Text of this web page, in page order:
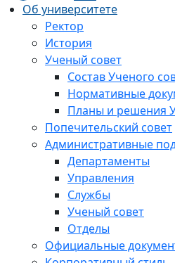
Об университете
Ректор
История
Ученый совет
Состав Ученого
Нормативные
Планы и решения
Попечительский совет
Административные
Департаменты
Управления
Службы
Ученый совет
Отделы
Официальные